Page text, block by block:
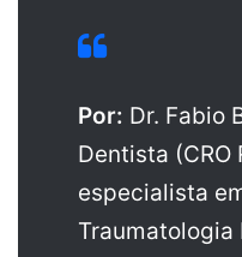
Por: Dr. Fabio
Dentista (CRO
especialista
Traumatologia